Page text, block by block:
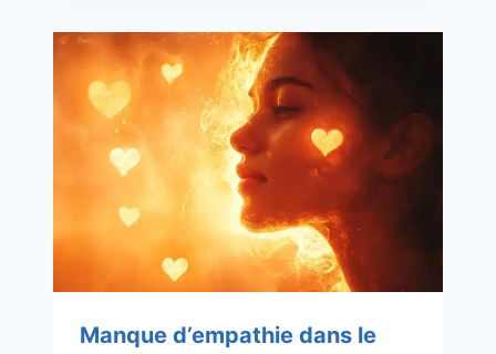
Manque d’empathie dans le